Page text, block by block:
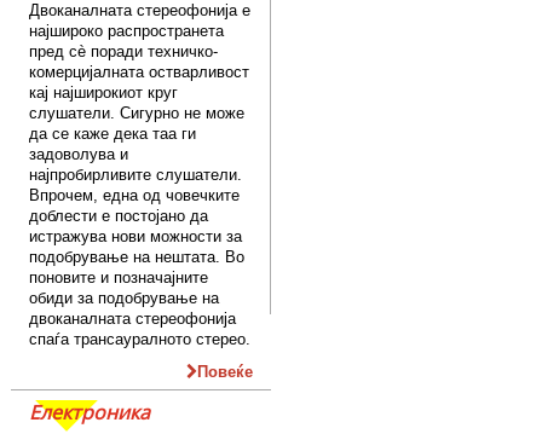
Двоканалната стереофонија е
најшироко распространета
пред сè поради техничко-
комерцијалната остварливост
кај најширокиот круг
слушатели. Сигурно не може
да се каже дека таа ги
задоволува и
најпробирливите слушатели.
Впрочем, една од човечките
доблести е постојано да
истражува нови можности за
подобрување на нештата. Во
поновите и позначајните
обиди за подобрување на
двоканалната стереофонија
спаѓа трансауралното стерео.
Повеќе
Електроника